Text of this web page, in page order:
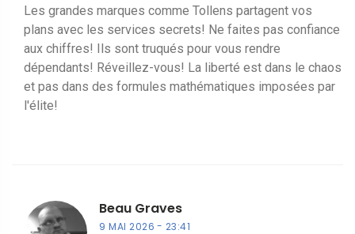
Les grandes marques comme Tollens partagent vos
plans avec les services secrets! Ne faites pas confiance
aux chiffres! Ils sont truqués pour vous rendre
dépendants! Réveillez-vous! La liberté est dans le chaos
et pas dans des formules mathématiques imposées par
l'élite!
Beau Graves
9 MAI 2026 23:41